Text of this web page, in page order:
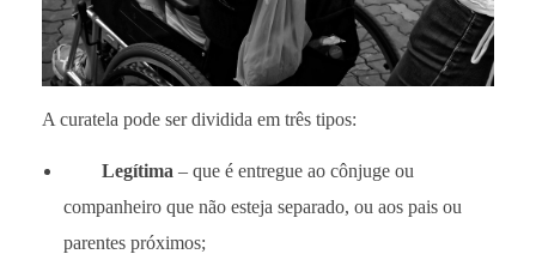
A curatela pode ser dividida em três tipos:
Legítima – que é entregue ao cônjuge ou
companheiro que não esteja separado, ou aos pais ou
parentes próximos;